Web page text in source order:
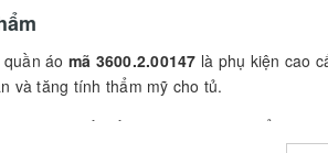
áo mã 3600.2.00147 là phụ kiện cao
và tăng tính thẩm mỹ cho tủ.
và thiết kế sang trọng, sản phẩm phù